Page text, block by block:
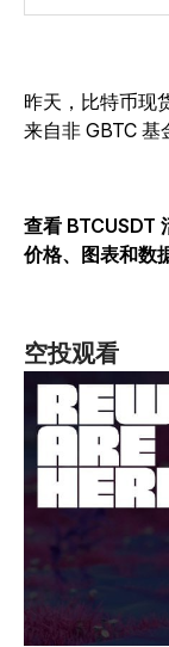
昨天，比特币现
来自非 GBTC 基
查看 BTCUSDT
价格、图表和数
空投观看